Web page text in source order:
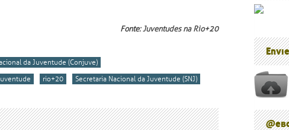
Fonte:Juventudes na Rio+20
da Juventude (Conjuve)
rio+20 Secretaria Nacional da Juventude (SNJ)